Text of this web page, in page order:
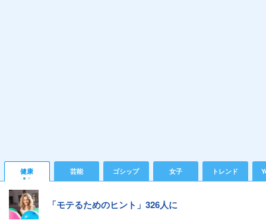
健康 芸能 ゴシップ 女子 トレンド
「モテるためのヒント」326人に